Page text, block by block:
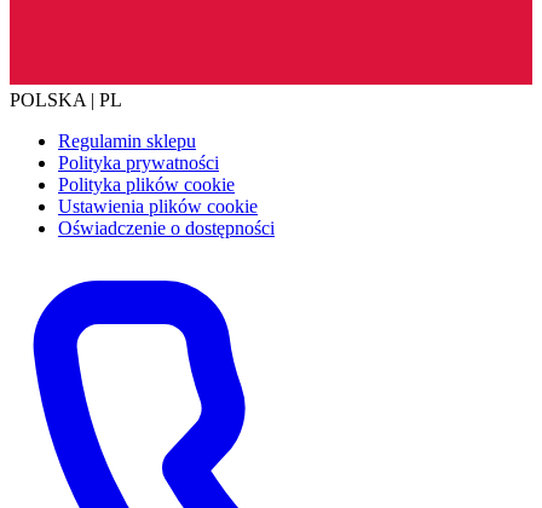
POLSKA | PL
Regulamin sklepu
Polityka prywatności
Polityka plików cookie
Ustawienia plików cookie
Oświadczenie o dostępności